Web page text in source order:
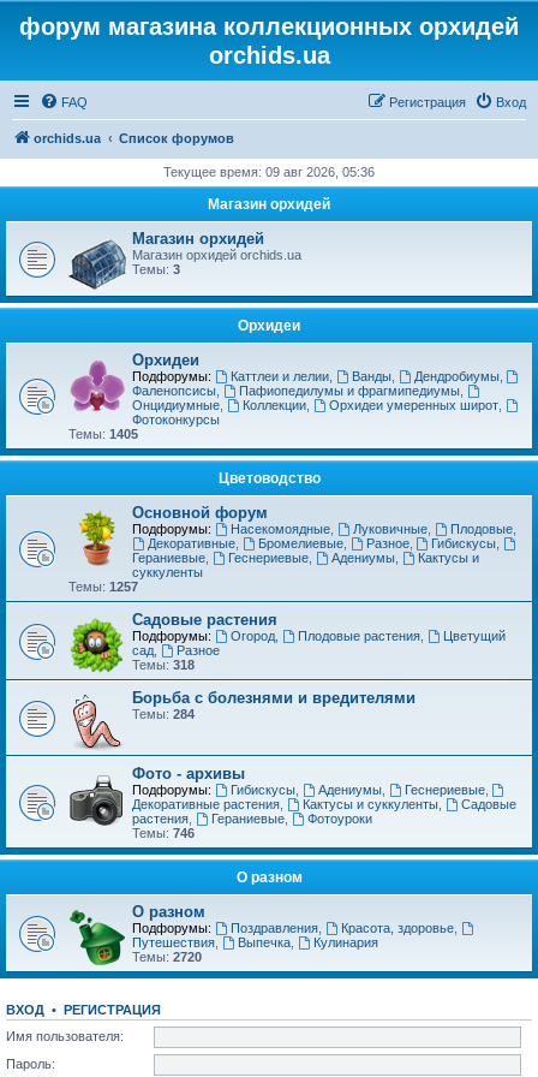
форум магазина коллекционных орхидей
orchids.ua
FAQ Вход
Регистрация
orchids.ua Список форумов
Текущее время: 09 авг 2026, 05:36
Магазин орхидей
Магазин орхидей
Магазин орхидей orchids.ua
Темы: 3
Орхидеи
Орхидеи
Подфорумы: Каттлеи и лелии, Ванды, Дендробиумы,
Фаленопсисы
Пафиопедилумы и фрагмипедиумы,
Онцидиумные
Коллекции, Орхидеи умеренных широт,
Фотоконкурсы
Темы: 1405
Цветоводство
Основной форум
Подфорумы: Насекомоядные, Луковичные, Плодовые,
Декоративные, Бромелиевые, Разное, Гибискусы
Гераниевые
Геснериевые, Адениумы,
Кактусы и
суккуленты
Темы: 1257
Садовые растения
Подфорумы: Огород, Плодовые растения,
Цветущий
сад
Разное
Темы: 318
Борьба с болезнями и вредителями
Темы: 284
Фото - архивы
Подфорумы: Гибискусы, Адениумы, Геснериевые,
Декоративные растения
Кактусы и суккуленты,
Садовые
растения
Гераниевые,
Фотоуроки
Темы: 746
О разном
О разном
Подфорумы: Поздравления, Красота, здоровье,
Путешествия
Выпечка,
Кулинария
Темы: 2720
ВХОД • РЕГИСТРАЦИЯ
Имя пользователя:
Пароль: